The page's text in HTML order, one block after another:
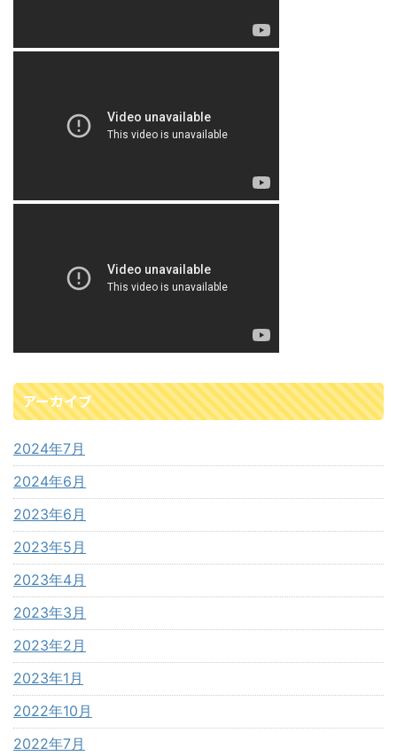
アーカイブ
2024年7月
2024年6月
2023年6月
2023年5月
2023年4月
2023年3月
2023年2月
2023年1月
2022年10月
2022年7月